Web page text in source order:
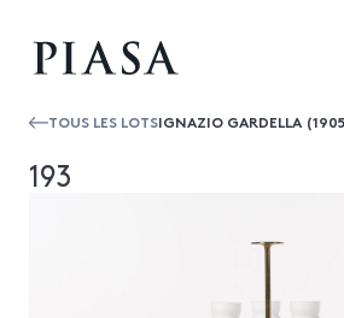
TOUS LES LOTSIGNAZIO GARDELLA
193